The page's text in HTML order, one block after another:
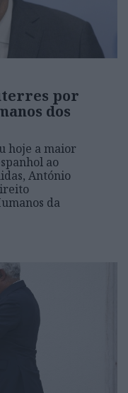
por
dos
hoje a maior
ao
António
da